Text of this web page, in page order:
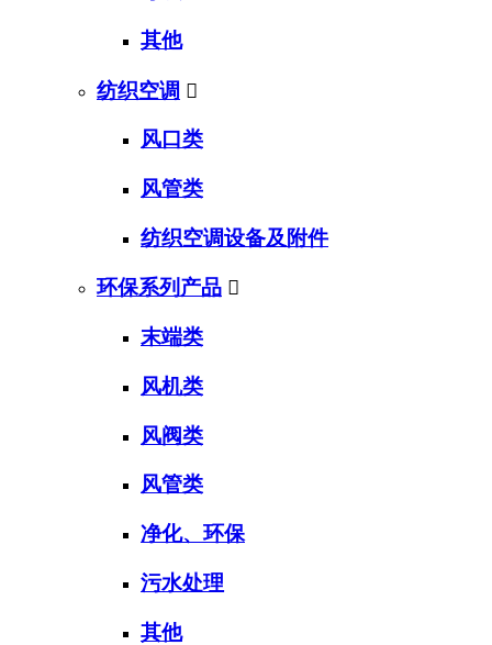
其他
纺织空调 
风口类
风管类
纺织空调设备及附件
环保系列产品 
末端类
风机类
风阀类
风管类
净化、环保
污水处理
其他